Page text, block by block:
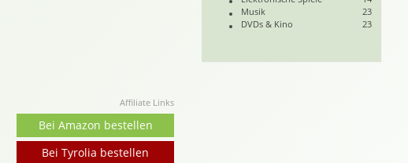
Affiliate Links
Bei Amazon bestellen
Bei Tyrolia bestellen
Musik
23
DVDs & Kino
23